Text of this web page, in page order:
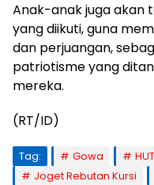
Anak-anak juga akan
yang diikuti, guna
dan perjuangan,
patriotisme yang
mereka.
(RT/ID)
Tag: Gowa
Joget Rebutan Kursi